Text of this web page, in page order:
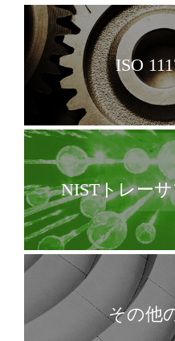
ISO
NISTトレー
その他